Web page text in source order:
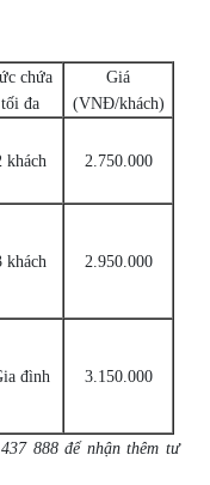
chứa
tối đa
Giá
(VNĐ/khách)
khách 2.750.000
khách 2.950.000
đình 3.150.000
888 để nhận thêm tư